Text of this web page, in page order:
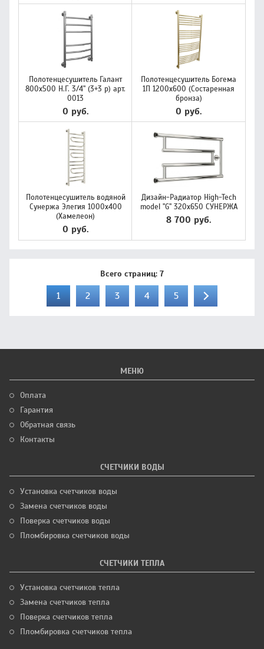
Полотенцесушитель Галант
800х500 Н.Г. 3/4" (3+3 р) арт.
0013
0 руб.
Полотенцесушитель Богема
1П 1200х600 (Состаренная
бронза)
0 руб.
Полотенцесушитель водяной
Сунержа Элегия 1000х400
(Хамелеон)
0 руб.
Дизайн-Радиатор High-Tech
model "G" 320х650 СУНЕРЖА
8 700 руб.
Всего страниц: 7
1 2 3 4 5
МЕНЮ
Оплата
Гарантия
Обратная связь
Контакты
СЧЕТЧИКИ ВОДЫ
Установка счетчиков воды
Замена счетчиков воды
Поверка счетчиков воды
Пломбировка счетчиков воды
СЧЕТЧИКИ ТЕПЛА
Установка счетчиков тепла
Замена счетчиков тепла
Поверка счетчиков тепла
Пломбировка счетчиков тепла